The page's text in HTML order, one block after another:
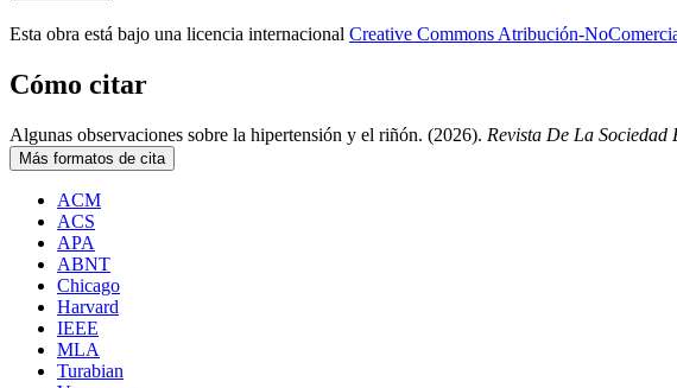
Esta obra está bajo una licencia internacional Creative Commons Atribución-
Cómo citar
Algunas observaciones sobre la hipertensión y el riñón. (2026). Revista De La
Más formatos de cita
ACM
ACS
APA
ABNT
Chicago
Harvard
IEEE
MLA
Turabian